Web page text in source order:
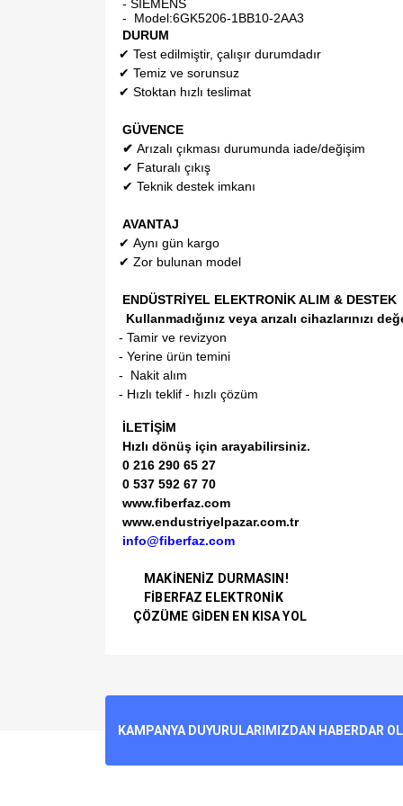
- SIEMENS
- Model:6GK5206-1BB10-2AA3
DURUM
✔ Test edilmiştir, çalışır durumdadır
✔ Temiz ve sorunsuz
✔ Stoktan hızlı teslimat
GÜVENCE
✔ Arızalı çıkması durumunda iade/değişim
✔ Faturalı çıkış
✔ Teknik destek imkanı
AVANTAJ
✔ Aynı gün kargo
✔ Zor bulunan model
ENDÜSTRİYEL ELEKTRONİK ALIM & DESTEK
Kullanmadığınız veya arızalı cihazlarınızı
- Tamir ve revizyon
- Yerine ürün temini
- Nakit alım
- Hızlı teklif - hızlı çözüm
İLETİŞİM
Hızlı dönüş için arayabilirsiniz.
0 216 290 65 27
0 537 592 67 70
www.fiberfaz.com
www.endustriyelpazar.com.tr
info@fiberfaz.com
MAKİNENİZ DURMASIN!
FİBERFAZ ELEKTRONİK
ÇÖZÜME GİDEN EN KISA YOL
Ürün resmi kalitesiz, bozuk veya
KAMPANYA DUYURULARIMIZDAN HABERDAR